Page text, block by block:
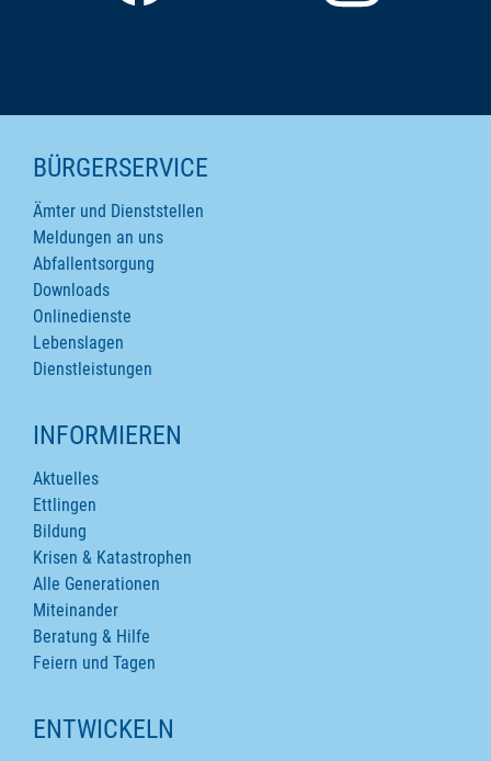
SEITENINHALTE
BÜRGERSERVICE
Ämter und Dienststellen
Meldungen an uns
Abfallentsorgung
Downloads
Onlinedienste
Lebenslagen
Dienstleistungen
INFORMIEREN
Aktuelles
Ettlingen
Bildung
Krisen & Katastrophen
Alle Generationen
Miteinander
Beratung & Hilfe
Feiern und Tagen
ENTWICKELN